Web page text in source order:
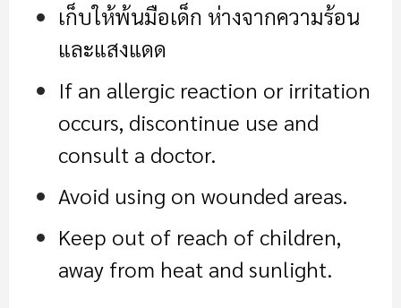
เก็บให้พ้นมือเด็ก ห่างจากความร้อน
และแสงแดด
If an allergic reaction or irritation
occurs, discontinue use and
consult a doctor.
Avoid using on wounded areas.
Keep out of reach of children,
away from heat and sunlight.